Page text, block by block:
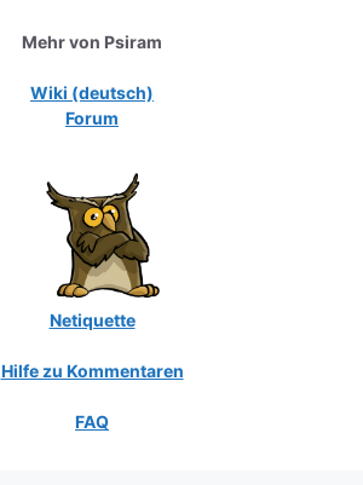
Mehr von Psiram
Wiki (deutsch)
Forum
Netiquette
Hilfe zu Kommentaren
FAQ